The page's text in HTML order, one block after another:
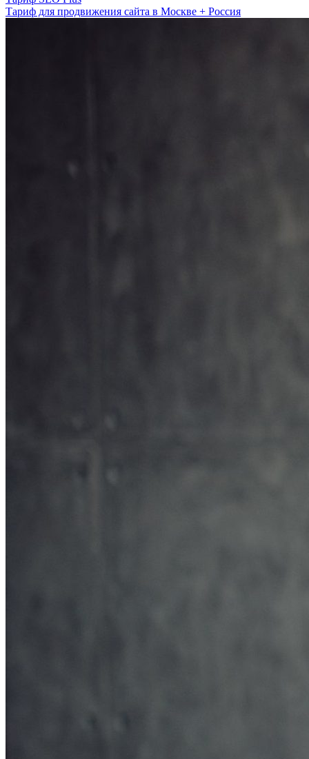
Тариф для продвижения сайта в Москве + Россия